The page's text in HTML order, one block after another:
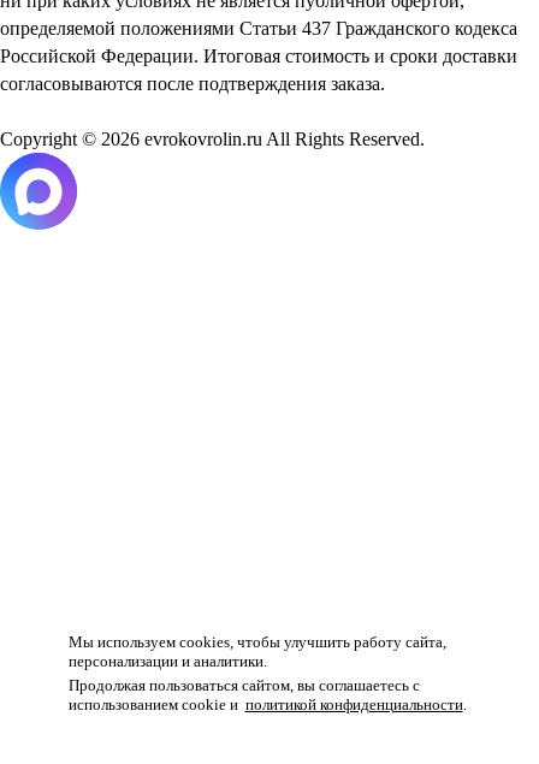
Мы используем cookies, чтобы улучшить работу сайта,
персонализации и аналитики.
Продолжая пользоваться сайтом, вы соглашаетесь с
использованием cookie и политикой конфиденциальности.
определяемой положениями Статьи 437 Гражданского кодекса
Российской Федерации. Итоговая стоимость и сроки доставки
согласовываются после подтверждения заказа.
Copyright © 2026 evrokovrolin.ru All Rights Reserved.